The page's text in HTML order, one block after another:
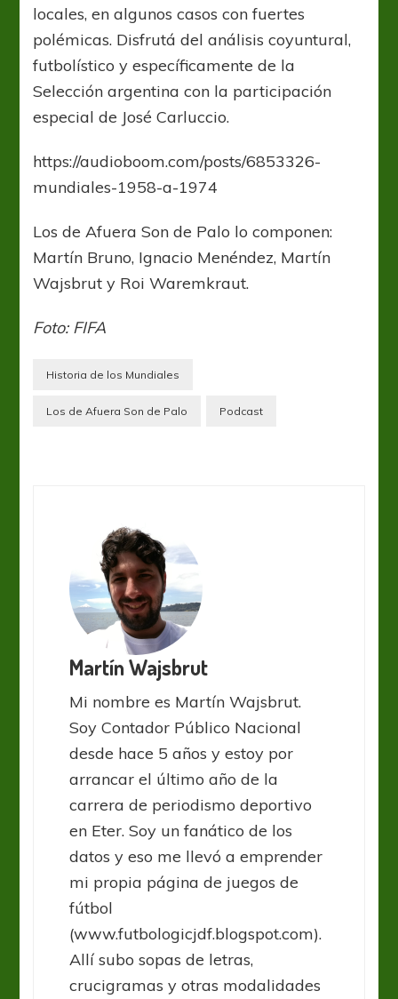
locales, en algunos casos con fuertes
polémicas. Disfrutá del análisis coyuntural,
futbolístico y específicamente de la
Selección argentina con la participación
especial de José Carluccio.
https://audioboom.com/posts/6853326-
mundiales-1958-a-1974
Los de Afuera Son de Palo lo componen:
Martín Bruno, Ignacio Menéndez, Martín
Wajsbrut y Roi Waremkraut.
Foto: FIFA
Historia de los Mundiales
Los de Afuera Son de Palo Podcast
Martín Wajsbrut
Mi nombre es Martín Wajsbrut.
Soy Contador Público Nacional
desde hace 5 años y estoy por
arrancar el último año de la
carrera de periodismo deportivo
en Eter. Soy un fanático de los
datos y eso me llevó a emprender
mi propia página de juegos de
fútbol
(www.futbologicjdf.blogspot.com).
Allí subo sopas de letras,
crucigramas y otras modalidades